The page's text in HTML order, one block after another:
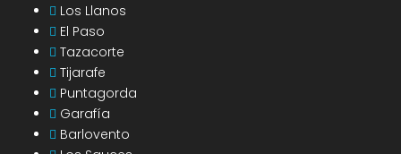
Los Llanos
El Paso
Tazacorte
Tijarafe
Puntagorda
Garafía
Barlovento